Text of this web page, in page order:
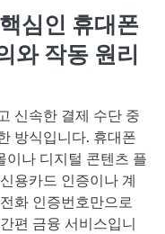
심인 휴대폰
와 작동 원리
신속한 결제 수단 중
방식입니다. 휴대폰
이나 디지털 콘텐츠 플
용카드 인증이나 계
화 인증번호만으로
편 금융 서비스입니